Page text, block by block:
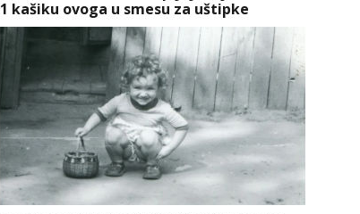
1 kašiku ovoga u smesu za uštipke